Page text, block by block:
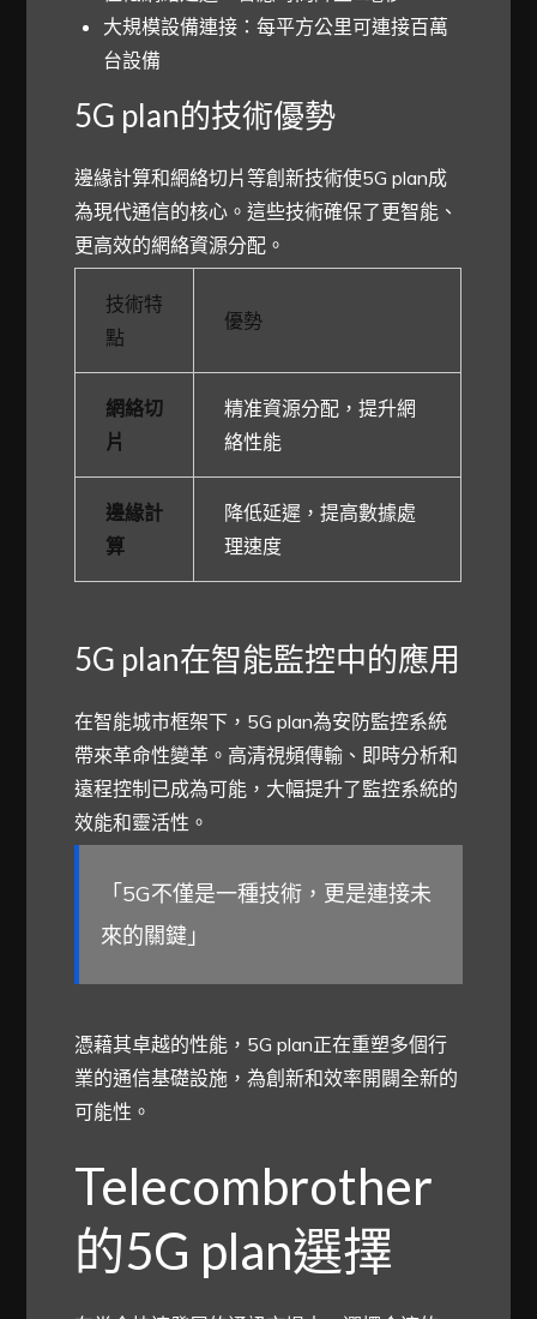
大規模設備連接：每平方公里可連接百萬
台設備
5G plan的技術優勢
邊緣計算和網絡切片等創新技術使5G plan成
為現代通信的核心。這些技術確保了更智能、
更高效的網絡資源分配。
技術特
點
優勢
網絡切
片
精准資源分配，提升網
絡性能
邊緣計
算
降低延遲，提高數據處
理速度
5G plan在智能監控中的應用
在智能城市框架下，5G plan為安防監控系統
帶來革命性變革。高清視頻傳輸、即時分析和
遠程控制已成為可能，大幅提升了監控系統的
效能和靈活性。
「5G不僅是一種技術，更是連接未
來的關鍵」
憑藉其卓越的性能，5G plan正在重塑多個行
業的通信基礎設施，為創新和效率開闢全新的
可能性。
Telecombrother
的5G plan選擇